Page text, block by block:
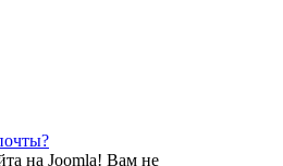
на Joomla! Вам не